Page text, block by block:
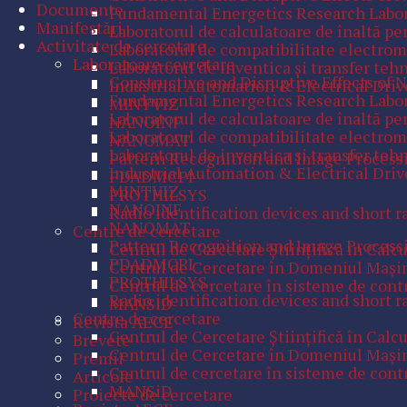
Fundamental Energetics Research
Laboratorul de calculatoare de înaltă
Laboratorul de compatibilitate
Laboratorul de inventica și transfer
Industrial Automation & Electrical
MINTVIZ
NANOINF
NANOMAT
Pattern Recognition and Image
PDADMCPI
PROTHILSYS
Radio identification devices and short
Centre de cercetare
Centrul de Cercetare Ştiinţifică în
Centrul de Cercetare în Domeniul
Centrul de cercetare în sisteme de
MANSiD
Revista AECE
Brevete
Premii
Articole
Proiecte de cercetare
Documente
Manifestări
Activitate de cercetare
Laboratoare cercetare
Constructive and Disruptive Effects of
Fundamental Energetics Research
Laboratorul de calculatoare de înaltă
Laboratorul de compatibilitate
Laboratorul de inventica și transfer
Industrial Automation & Electrical
MINTVIZ
NANOINF
NANOMAT
Pattern Recognition and Image
PDADMCPI
PROTHILSYS
Radio identification devices and short
Centre de cercetare
Centrul de Cercetare Ştiinţifică în
Centrul de Cercetare în Domeniul
Centrul de cercetare în sisteme de
MANSiD